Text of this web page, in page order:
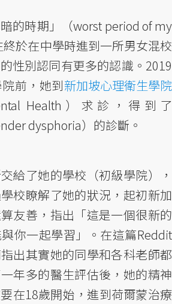
的時期」（worst period of my
於在中學時進到一所男女混校
性別認同有更多的認識。2019
前，她到新加坡心理衛生學院
Health）求診，得到了
dysphoria）的診斷。
給了她的學校（初級學院），
校瞭解了她的狀況，起初新加
友善，指出「這是一個很新的
你一起學習」。在這篇Reddit
出其實她的同學和各科老師都
年多的醫生評估後，她的精神
在18歲開始，進到荷爾蒙治療